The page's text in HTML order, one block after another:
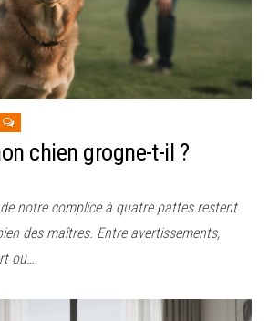
chien grogne-t-il ?
notre complice à quatre pattes restent
des maîtres. Entre avertissements,
ou…